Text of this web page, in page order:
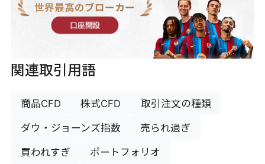
世界最高のブローカー
口座開設
関連取引用語
商品CFD 株式CFD 取引注文の種類
ダウ・ジョーンズ指数 売られ過ぎ
買われすぎ ポートフォリオ